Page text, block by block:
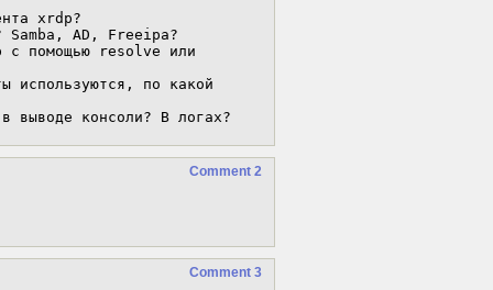
xrdp?
AD, Freeipa?
с помощью resolve или
используются, по какой
выводе консоли? В логах?
Comment 2
Comment 3